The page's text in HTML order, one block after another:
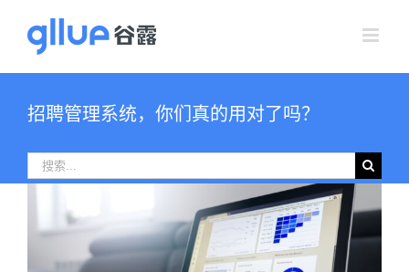
容
招聘管理系统，你们真的用对了吗？
索：